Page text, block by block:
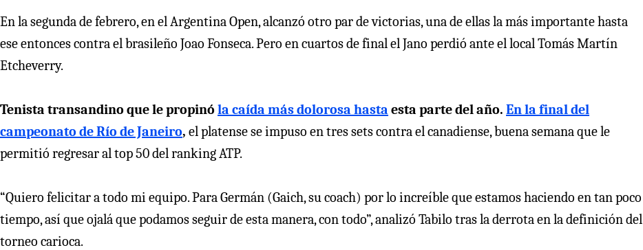
En la segunda de febrero, en el Argentina Open, alcanzó otro par de victorias, una de ellas la más importante hasta
ese entonces contra el brasileño Joao Fonseca. Pero en cuartos de final el Jano perdió ante el local Tomás Martín
Etcheverry.
Tenista transandino que le propinó la caída más dolorosa hasta esta parte del año. En la final del
campeonato de Río de Janeiro, el platense se impuso en tres sets contra el canadiense, buena semana que le
permitió regresar al top 50 del ranking ATP.
“Quiero felicitar a todo mi equipo. Para Germán (Gaich, su coach) por lo increíble que estamos haciendo en tan poco
tiempo, así que ojalá que podamos seguir de esta manera, con todo”, analizó Tabilo tras la derrota en la definición del
torneo carioca.